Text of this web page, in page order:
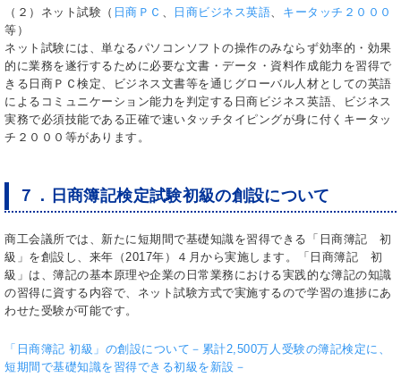
（２）ネット試験（ 日商ＰＣ 、 日商ビジネス英語、 キータッチ２０００
等）
ネット試験には、単なるパソコンソフトの操作のみならず効率的・効果
的に業務を遂行するために必要な文書・データ・資料作成能力を習得で
きる日商ＰＣ検定、ビジネス文書等を通じグローバル人材としての英語
によるコミュニケーション能力を判定する日商ビジネス英語、ビジネス
実務で必須技能である正確で速いタッチタイピングが身に付くキータッ
チ２０００等があります。
７．日商簿記検定試験初級の創設について
商工会議所では、新たに短期間で基礎知識を習得できる「日商簿記 初
級」を創設し、来年（2017年）４月から実施します。「日商簿記 初
級」は、簿記の基本原理や企業の日常業務における実践的な簿記の知識
の習得に資する内容で、ネット試験方式で実施するので学習の進捗にあ
わせた受験が可能です。
「日商簿記 初級」の創設について－累計2,500万人受験の簿記検定に、
短期間で基礎知識を習得できる初級を新設－